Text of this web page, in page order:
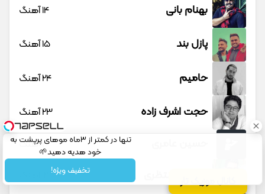
کانال موزیک تار
بهنام بانی 14 آهنگ
پازل بند 15 آهنگ
حامیم 24 آهنگ
حجت اشرف زاده 23 آهنگ
تنها در کمتر از 3ماه موهای پرپشت به
خود هدیه دهید🌱
شامپوجلبک40%تخفیفتخفیف ویژه!